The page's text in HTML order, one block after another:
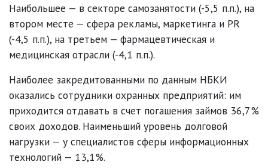
Наибольшее — в секторе самозанятости (-5,5 п.п.), на
втором месте — сфера рекламы, маркетинга и PR
(-4,5 п.п.), на третьем — фармацевтическая и
медицинская отрасли (-4,1 п.п.).
Наиболее закредитованными по данным НБКИ
оказались сотрудники охранных предприятий: им
приходится отдавать в счет погашения займов 36,7%
своих доходов. Наименьший уровень долговой
нагрузки — у специалистов сферы информационных
технологий — 13,1%.